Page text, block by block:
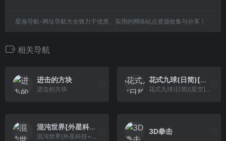
星海导航-网址导航大全致力于优质、实用的网络站点资源收集与分享！
相关导航
进击的方块
进击的方块
花式九球(日简)[星空](JP)[SPG](1.43Mb)
花式九球(日简)[星空](JP)[SPG](1.43Mb)
混沌世界[外星科技+腓特烈修正](JP)[RPG](6Mb)
混沌世界[外星科技+腓特烈修正](JP)[RPG](6Mb)
3D拳击